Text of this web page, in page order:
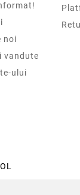
noi
vandute
ului